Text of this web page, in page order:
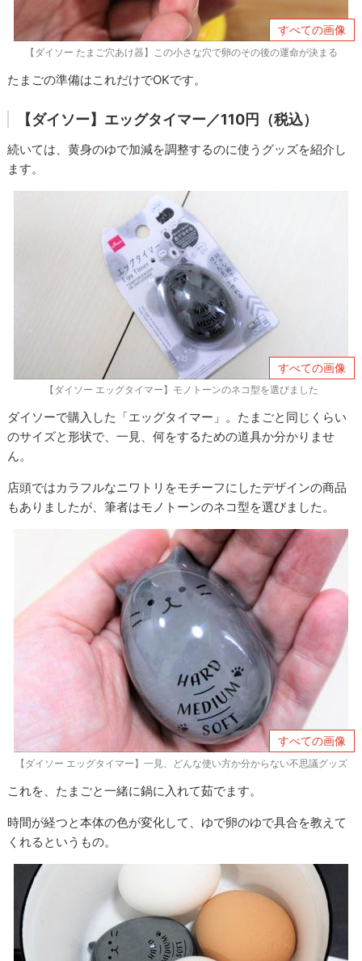
すべての画像
【ダイソー たまご穴あけ器】この小さな穴で卵のその後の運命が決まる
たまごの準備はこれだけでOKです。
【ダイソー】エッグタイマー／110円（税込）
続いては、黄身のゆで加減を調整するのに使うグッズを紹介し
ます。
すべての画像
【ダイソー エッグタイマー】モノトーンのネコ型を選びました
ダイソーで購入した「エッグタイマー」。たまごと同じくらい
のサイズと形状で、一見、何をするための道具か分かりませ
ん。
店頭ではカラフルなニワトリをモチーフにしたデザインの商品
もありましたが、筆者はモノトーンのネコ型を選びました。
すべての画像
【ダイソー エッグタイマー】一見、どんな使い方か分からない不思議グッズ
これを、たまごと一緒に鍋に入れて茹でます。
時間が経つと本体の色が変化して、ゆで卵のゆで具合を教えて
くれるというもの。